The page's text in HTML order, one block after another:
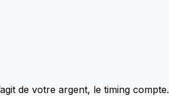
de votre argent, le timing compte.